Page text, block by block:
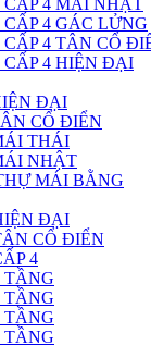
4 MÁI NHẬT
4 GÁC LỬNG
4 TÂN CỔ
4 HIỆN ĐẠI
ĐẠI
CỔ ĐIỂN
THÁI
NHẬT
MÁI BẰNG
ĐẠI
CỔ ĐIỂN
4
TẦNG
TẦNG
TẦNG
TẦNG